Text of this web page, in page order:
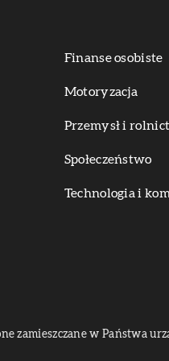
Finanse osobiste
Motoryzacja
Przemysł i
Społeczeństwo
Technologia i
zamieszczane w Państwa